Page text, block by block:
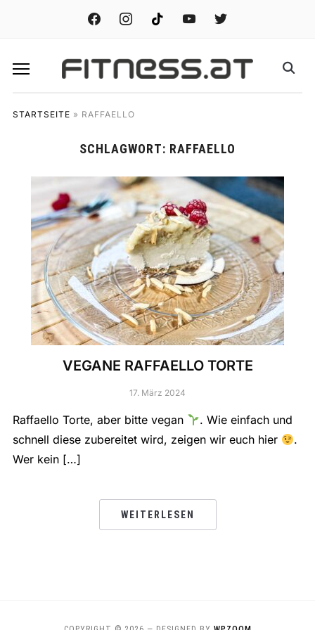
facebook instagramtiktok youtube twitter
STARTSEITE » RAFFAELLO
SCHLAGWORT: RAFFAELLO
VEGANE RAFFAELLO TORTE
17. März 2024
Raffaello Torte, aber bitte vegan
. Wie einfach und
schnell diese zubereitet wird, zeigen wir euch hier
.
Wer kein […]
WEITERLESEN